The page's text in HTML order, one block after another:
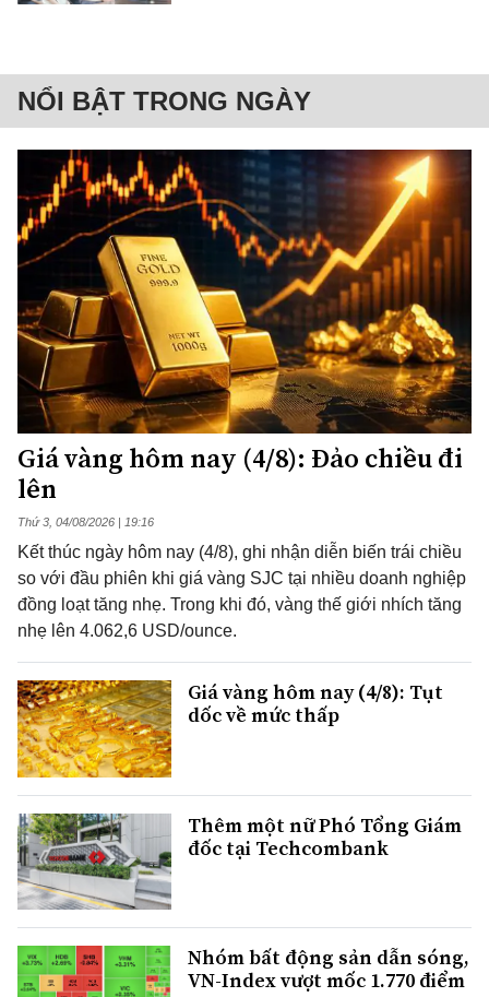
NỔI BẬT TRONG NGÀY
Giá vàng hôm nay (4/8): Đảo chiều đi
lên
Thứ 3, 04/08/2026 | 19:16
Kết thúc ngày hôm nay (4/8), ghi nhận diễn biến trái chiều
so với đầu phiên khi giá vàng SJC tại nhiều doanh nghiệp
đồng loạt tăng nhẹ. Trong khi đó, vàng thế giới nhích tăng
nhẹ lên 4.062,6 USD/ounce.
Giá vàng hôm nay (4/8): Tụt
dốc về mức thấp
Thêm một nữ Phó Tổng Giám
đốc tại Techcombank
Nhóm bất động sản dẫn sóng,
VN-Index vượt mốc 1.770 điểm